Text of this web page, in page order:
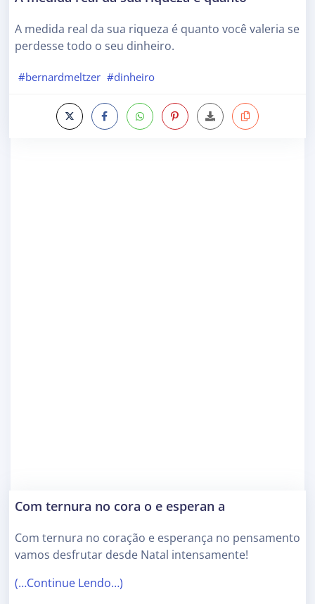
A medida real da sua riqueza é quanto você valeria se
perdesse todo o seu dinheiro.
#bernardmeltzer #dinheiro
Com ternura no cora o e esperan a
Com ternura no coração e esperança no pensamento
vamos desfrutar desde Natal intensamente!
(…Continue Lendo…)